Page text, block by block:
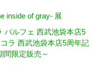
inside of gray- 展
パルフェ 西武池袋本店5
ラ 西武池袋本店5周年記
間限定販売～